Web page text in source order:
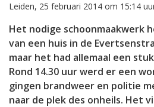
Leiden, 25 februari 2014 om 15:14
Het nodige schoonmaakwerk
van een huis in de
maar het had allemaal een
Rond 14.30 uur werd er een
gingen brandweer en politie
naar de plek des onheils. Het